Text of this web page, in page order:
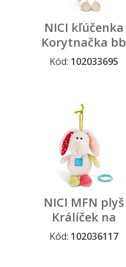
NICI kľúčenka
Korytnačka bb
7cm Talisminis
Stály sortiment
Kód: 102033695
NICI MFN plyš
Králíček na
zavesenie s
Kód: 102036117